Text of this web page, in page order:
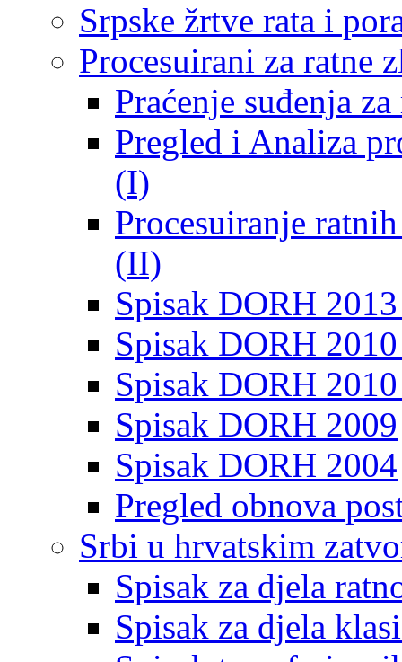
Srpske žrtve rata i
Procesuirani za ratne
Praćenje suđenja
Pregled i Analiza
(I)
Procesuiranje
(II)
Spisak DORH
Spisak DORH
Spisak DORH
Spisak DORH 2009
Spisak DORH 2004
Pregled obnova
Srbi u hrvatskim
Spisak za djela
Spisak za djela